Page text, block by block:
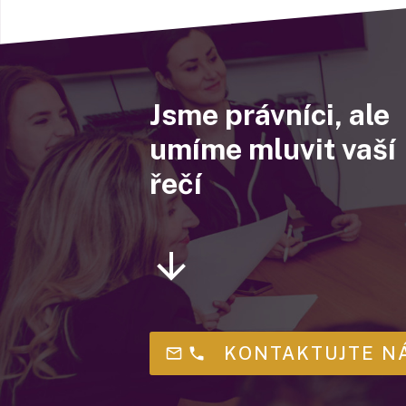
Jsme právníci, ale
umíme mluvit vaší
řečí
KONTAKTUJTE